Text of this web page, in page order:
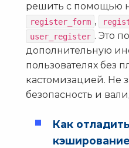
решить с помощью
register_form ,
user_register . Это
дополнительную
пользователях без
кастомизацией. Не
безопасность и
Как